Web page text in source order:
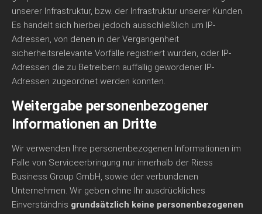
unserer Infrastruktur, bzw. der Infrastruktur unserer Kunden.
Es handelt sich hierbei jedoch ausschließlich um IP-
Adressen, von denen in der Vergangenheit
sicherheitsrelevante Vorfälle registriert wurden, oder IP-
Adressen die zu Betreibern auffällig gewordener IP-
Adressen zugeordnet werden konnten.
Weitergabe personenbezogener
Informationen an Dritte
Wir verwenden Ihre personenbezogenen Informationen im
Falle von Serviceerbringung nur innerhalb der Riess
Business Group GmbH, sowie der verbundenen
Unternehmen. Wir geben ohne Ihr ausdrückliches
Einverständnis grundsätzlich keine personenbezogenen